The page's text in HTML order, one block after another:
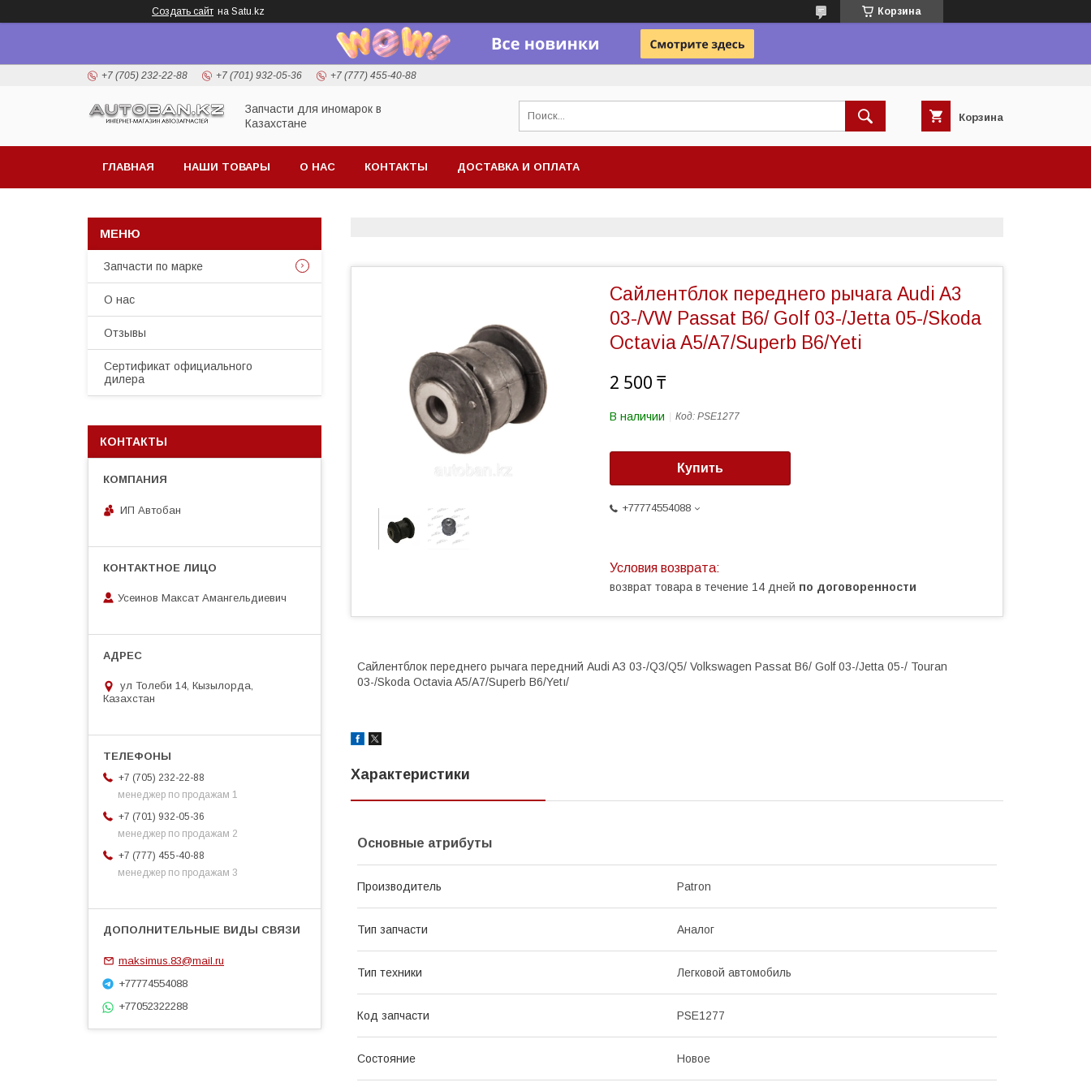
Создать сайт на Satu.kz Корзина
+7 (705) 232-22-88 +7 (701) 932-05-36 +7 (777) 455-40-88
Запчасти для иномарок в
Казахстане
Корзина
ГЛАВНАЯ НАШИ ТОВАРЫ О НАС КОНТАКТЫ ДОСТАВКА И ОПЛАТА
Сайлентблок переднего рычага Audi A3
03-/VW Passat B6/ Golf 03-/Jetta 05-/Skoda
Octavia A5/A7/Superb B6/Yeti
2 500 ₸
В наличии Код: PSE1277
Купить
+77774554088
возврат товара в течение 14 дней по договоренности
Сайлентблок переднего рычага передний Audi A3 03-/Q3/Q5/ Volkswagen Passat B6/ Golf 03-/Jetta 05-/ Touran
03-/Skoda Octavia A5/A7/Superb B6/Yetı/
Характеристики
Основные атрибуты
Производитель Patron
Тип запчасти Аналог
Тип техники Легковой автомобиль
Код запчасти PSE1277
Состояние Новое
Запчасти по марке
О нас
Отзывы
Сертификат официального
дилера
КОНТАКТЫ
ИП Автобан
Усеинов Максат Амангельдиевич
ул Толеби 14, Кызылорда,
Казахстан
+7 (705) 232-22-88
менеджер по продажам 1
+7 (701) 932-05-36
менеджер по продажам 2
+7 (777) 455-40-88
менеджер по продажам 3
maksimus.83@mail.ru
+77774554088
+77052322288